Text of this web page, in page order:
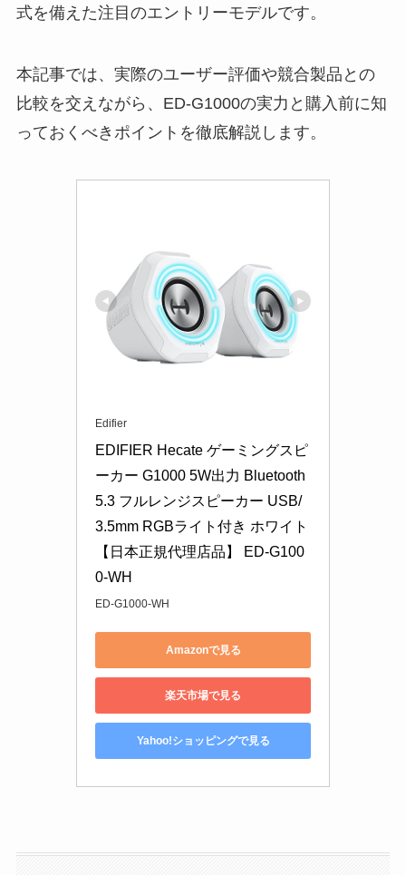
式を備えた注目のエントリーモデルです。
本記事では、実際のユーザー評価や競合製品との
比較を交えながら、ED-G1000の実力と購入前に知
っておくべきポイントを徹底解説します。
Edifier
EDIFIER Hecate ゲーミングスピ
ーカー G1000 5W出力 Bluetooth
5.3 フルレンジスピーカー USB/
3.5mm RGBライト付き ホワイト
【日本正規代理店品】 ED-G100
0-WH
ED-G1000-WH
Amazonで見る
楽天市場で見る
Yahoo!ショッピングで見る